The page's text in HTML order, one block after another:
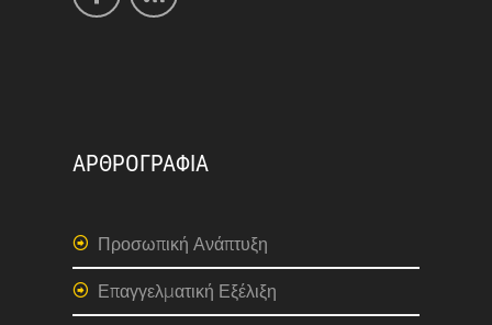
ΑΡΘΡΟΓΡΑΦΙΑ
Προσωπική Ανάπτυξη
Επαγγελματική Εξέλιξη